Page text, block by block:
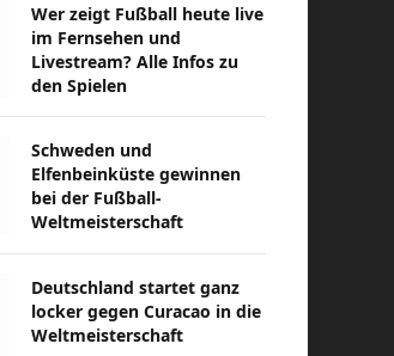
Wer zeigt Fußball heute live
im Fernsehen und
Livestream? Alle Infos zu
den Spielen
Schweden und
Elfenbeinküste gewinnen
bei der Fußball-
Weltmeisterschaft
Deutschland startet ganz
locker gegen Curacao in die
Weltmeisterschaft